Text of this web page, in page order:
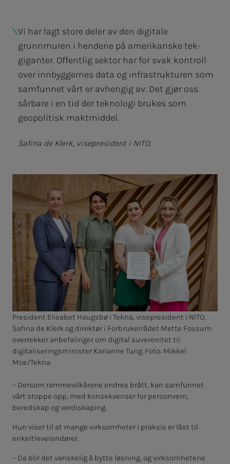
Vi har lagt store deler av den digitale
grunnmuren i hendene på amerikanske tek-
giganter. Offentlig sektor har for svak kontroll
over innbyggernes data og infrastrukturen som
samfunnet vårt er avhengig av. Det gjør oss
sårbare i en tid der teknologi brukes som
geopolitisk maktmiddel.
Safina de Klerk, visepresident i NITO.
President Elisabet Haugsbø i Tekna, visepresident i NITO,
Safina de Klerk og direktør i Forbrukerrådet Mette Fossum
overrekker anbefalinger om digital suverenitet til
digitaliseringsminister Karianne Tung. Foto: Mikkel
Moe/Tekna.
– Dersom rammevilkårene endres brått, kan samfunnet
vårt stoppe opp, med konsekvenser for personvern,
beredskap og verdiskaping.
Hun viser til at mange virksomheter i praksis er låst til
enkeltleverandører.
– Da blir det vanskelig å bytte løsning, og virksomhetene